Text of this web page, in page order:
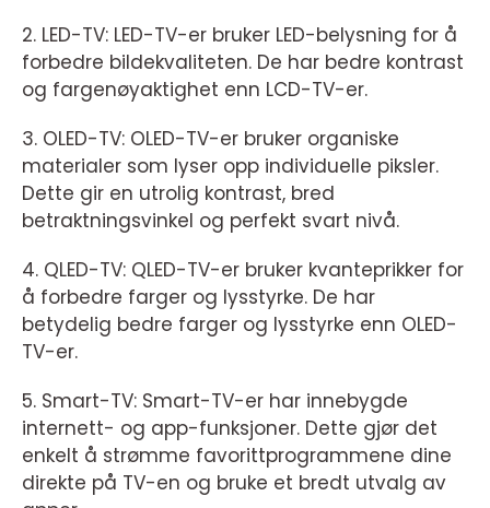
2. LED-TV: LED-TV-er bruker LED-belysning for å
forbedre bildekvaliteten. De har bedre kontrast
og fargenøyaktighet enn LCD-TV-er.
3. OLED-TV: OLED-TV-er bruker organiske
materialer som lyser opp individuelle piksler.
Dette gir en utrolig kontrast, bred
betraktningsvinkel og perfekt svart nivå.
4. QLED-TV: QLED-TV-er bruker kvanteprikker for
å forbedre farger og lysstyrke. De har
betydelig bedre farger og lysstyrke enn OLED-
TV-er.
5. Smart-TV: Smart-TV-er har innebygde
internett- og app-funksjoner. Dette gjør det
enkelt å strømme favorittprogrammene dine
direkte på TV-en og bruke et bredt utvalg av